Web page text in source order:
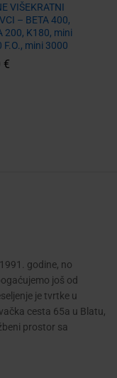
VIŠEKRATNI
– BETA 400,
200, K180, mini
F.O., mini 3000
€
godine, no
još od
je tvrtke u
cesta 65a u Blatu,
prostor sa